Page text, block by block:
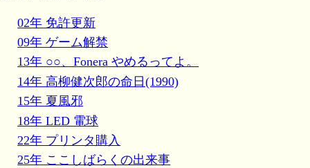
02年 免許更新
09年 ゲーム解禁
13年 ○○、Fonera やめるってよ。
14年 高柳健次郎の命日(1990)
15年 夏風邪
18年 LED 電球
22年 プリンタ購入
25年 ここしばらくの出来事